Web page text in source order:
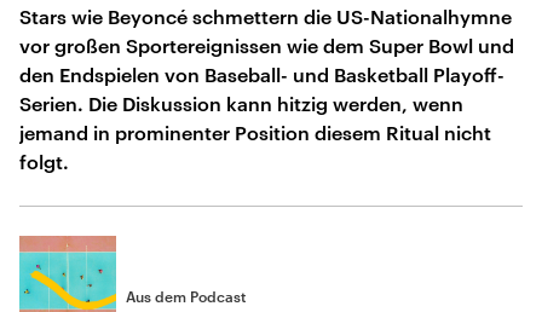
Stars wie Beyoncé schmettern die US-Nationalhymne
vor großen Sportereignissen wie dem Super Bowl und
den Endspielen von Baseball- und Basketball Playoff-
Serien. Die Diskussion kann hitzig werden, wenn
jemand in prominenter Position diesem Ritual nicht
folgt.
Aus dem Podcast